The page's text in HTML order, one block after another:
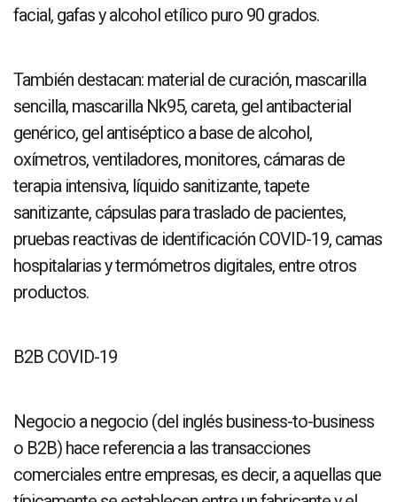
facial, gafas y alcohol etílico puro 90 grados.
También destacan: material de curación, mascarilla
sencilla, mascarilla Nk95, careta, gel antibacterial
genérico, gel antiséptico a base de alcohol,
oxímetros, ventiladores, monitores, cámaras de
terapia intensiva, líquido sanitizante, tapete
sanitizante, cápsulas para traslado de pacientes,
pruebas reactivas de identificación COVID-19, camas
hospitalarias y termómetros digitales, entre otros
productos.
B2B COVID-19
Negocio a negocio (del inglés business-to-business
o B2B) hace referencia a las transacciones
comerciales entre empresas, es decir, a aquellas que